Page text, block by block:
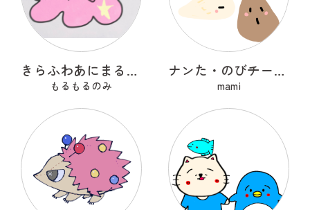
きらふわあにまるふれんず
もるもるのみ
ナンた・のびチー・ショコナン
mami